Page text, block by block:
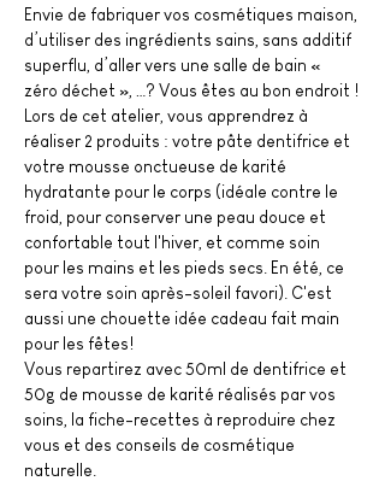
Envie de fabriquer vos cosmétiques maison,
d’utiliser des ingrédients sains, sans additif
superflu, d’aller vers une salle de bain «
zéro déchet », …? Vous êtes au bon endroit !
Lors de cet atelier, vous apprendrez à
réaliser 2 produits : votre pâte dentifrice et
votre mousse onctueuse de karité
hydratante pour le corps (idéale contre le
froid, pour conserver une peau douce et
confortable tout l'hiver, et comme soin
pour les mains et les pieds secs. En été, ce
sera votre soin après-soleil favori). C'est
aussi une chouette idée cadeau fait main
pour les fêtes!
Vous repartirez avec 50ml de dentifrice et
50g de mousse de karité réalisés par vos
soins, la fiche-recettes à reproduire chez
vous et des conseils de cosmétique
naturelle.